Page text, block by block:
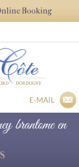
Booking
E-MAIL
brantome en